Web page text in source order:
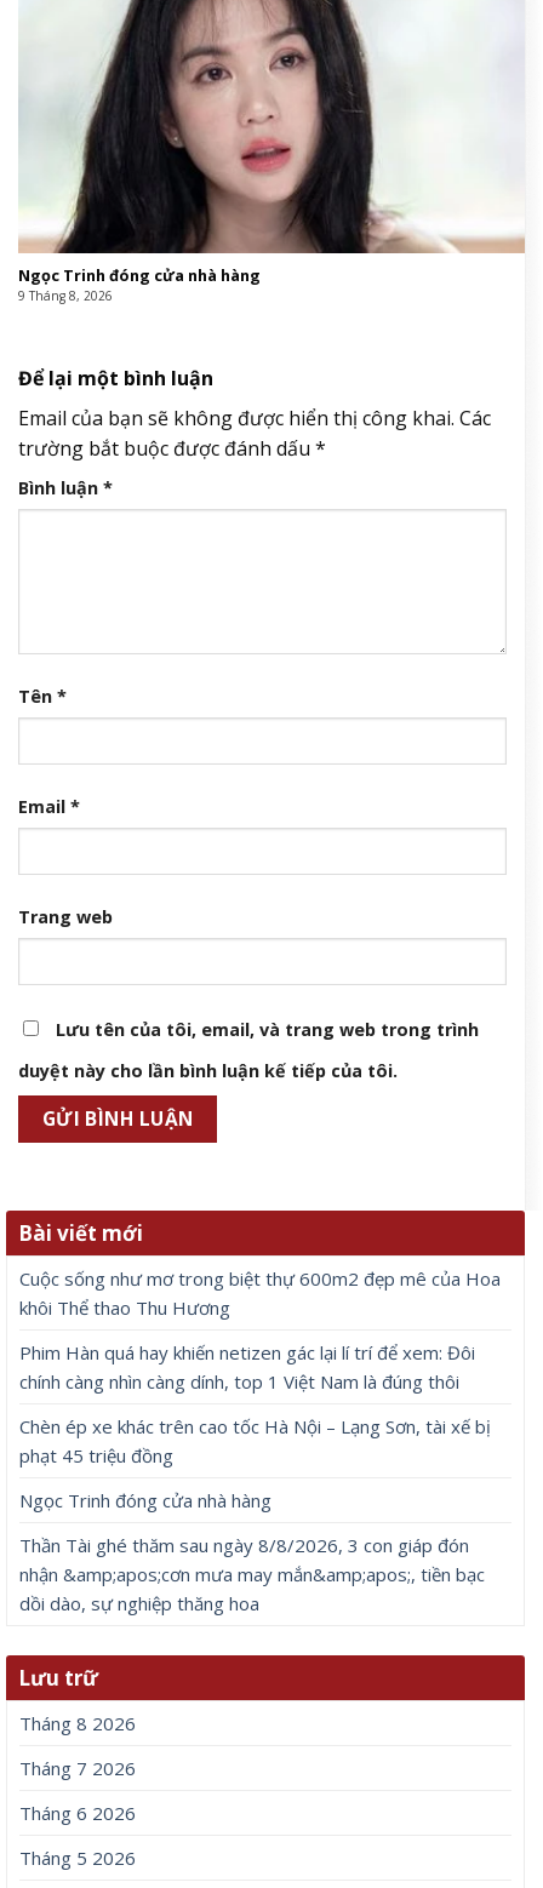
Ngọc Trinh đóng cửa nhà hàng
9 Tháng 8, 2026
Để lại một bình luận
Email của bạn sẽ không được hiển thị công khai. Các
trường bắt buộc được đánh dấu *
Bình luận *
Tên *
Email *
Trang web
Lưu tên của tôi, email, và trang web trong trình
duyệt này cho lần bình luận kế tiếp của tôi.
Bài viết mới
Cuộc sống như mơ trong biệt thự 600m2 đẹp mê của Hoa
khôi Thể thao Thu Hương
Phim Hàn quá hay khiến netizen gác lại lí trí để xem: Đôi
chính càng nhìn càng dính, top 1 Việt Nam là đúng thôi
Chèn ép xe khác trên cao tốc Hà Nội – Lạng Sơn, tài xế bị
phạt 45 triệu đồng
Ngọc Trinh đóng cửa nhà hàng
Thần Tài ghé thăm sau ngày 8/8/2026, 3 con giáp đón
nhận &amp;apos;cơn mưa may mắn&amp;apos;, tiền bạc
dồi dào, sự nghiệp thăng hoa
Lưu trữ
Tháng 8 2026
Tháng 7 2026
Tháng 6 2026
Tháng 5 2026